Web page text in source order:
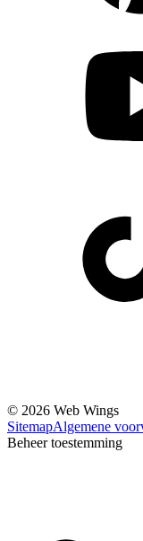
© 2026 Web Wings
SitemapAlgemene
Beheer toestemming